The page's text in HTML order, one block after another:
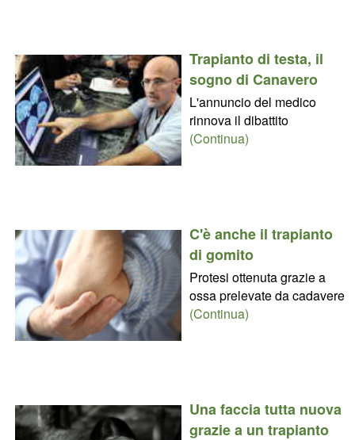
Trapianto di testa, il
sogno di Canavero
L'annuncio del medico
rinnova il dibattito
(Continua)
C'è anche il trapianto
di gomito
Protesi ottenuta grazie a
ossa prelevate da cadavere
(Continua)
Una faccia tutta nuova
grazie a un trapianto